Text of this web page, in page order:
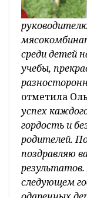
среди детей
учебы,
отметила
успех
гордость и
родителей.
поздравляю
следующем